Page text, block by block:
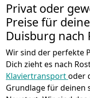
Privat oder
Preise für
Duisburg nach
Wir sind der perfekte
Dich zieht es nach
Klaviertransportoder
Grundlage für deinen